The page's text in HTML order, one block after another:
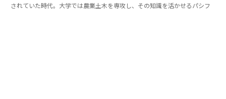
されていた時代。大学では農業土木を専攻し、その知識を活かせるパシフ